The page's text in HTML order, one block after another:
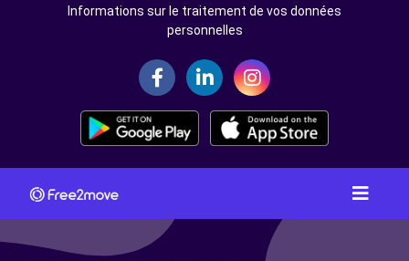
Informations sur le traitement de vos données
personnelles